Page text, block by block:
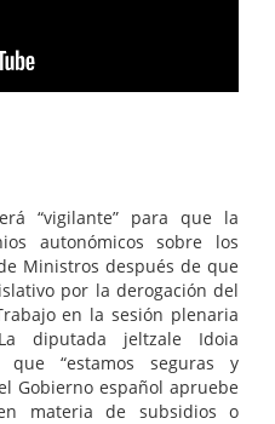
“vigilante” para que la
autonómicos sobre los
Ministros después de que
por la derogación del
en la sesión plenaria
diputada jeltzale Idoia
que “estamos seguras y
Gobierno español apruebe
materia de subsidios o